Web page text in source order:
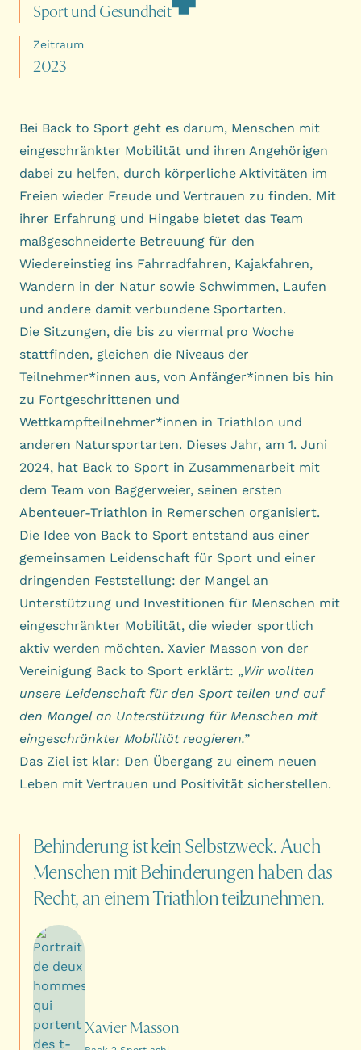
Sportund Gesundheit
Zeitraum
2023
Bei Back to Sport geht es darum, Menschen mit
eingeschränkter Mobilität und ihren Angehörigen
dabei zu helfen, durch körperliche Aktivitäten im
Freien wieder Freude und Vertrauen zu finden. Mit
ihrer Erfahrung und Hingabe bietet das Team
maßgeschneiderte Betreuung für den
Wiedereinstieg ins Fahrradfahren, Kajakfahren,
Wandern in der Natur sowie Schwimmen, Laufen
und andere damit verbundene Sportarten.
Die Sitzungen, die bis zu viermal pro Woche
stattfinden, gleichen die Niveaus der
Teilnehmer*innen aus, von Anfänger*innen bis hin
zu Fortgeschrittenen und
Wettkampfteilnehmer*innen in Triathlon und
anderen Natursportarten. Dieses Jahr, am 1. Juni
2024, hat Back to Sport in Zusammenarbeit mit
dem Team von Baggerweier, seinen ersten
Abenteuer-Triathlon in Remerschen organisiert.
Die Idee von Back to Sport entstand aus einer
gemeinsamen Leidenschaft für Sport und einer
dringenden Feststellung: der Mangel an
Unterstützung und Investitionen für Menschen mit
eingeschränkter Mobilität, die wieder sportlich
aktiv werden möchten. Xavier Masson von der
Vereinigung Back to Sport erklärt: „Wir wollten
unsere Leidenschaft für den Sport teilen und auf
den Mangel an Unterstützung für Menschen mit
eingeschränkter Mobilität reagieren.”
Das Ziel ist klar: Den Übergang zu einem neuen
Leben mit Vertrauen und Positivität sicherstellen.
Behinderung istkeinSelbstzweck.Auch
Menschen mitBehinderungen haben das
Recht,an einemTriathlonteilzunehmen.
Xavier Masson